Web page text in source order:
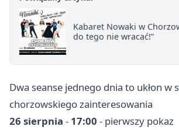
Kabaret Nowaki w
do tego nie wracać!”
Dwa seanse jednego dnia to ukłon w
chorzowskiego zainteresowania
26 sierpnia - 17:00 - pierwszy pokaz